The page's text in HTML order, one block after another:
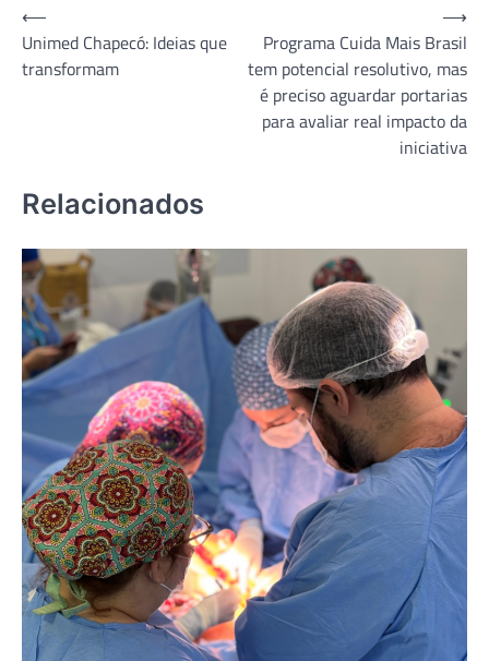
Navegação
de
Post
⟵
Unimed Chapecó: Ideias que
transformam
Programa Cuida Mais Brasil
tem potencial resolutivo, mas
é preciso aguardar portarias
para avaliar real impacto da
iniciativa
⟶
Relacionados